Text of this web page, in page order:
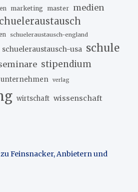
marketing master medien
schueleraustausch-england
schueleraustausch-usa schule
stipendium
unternehmen verlag
wirtschaft wissenschaft
Feinsnacker, Anbietern und